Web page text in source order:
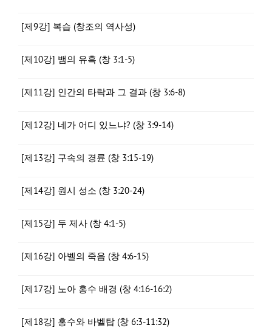
[제9강] 복습 (창조의 역사성)
[제10강] 뱀의 유혹 (창 3:1-5)
[제11강] 인간의 타락과 그 결과 (창 3:6-8)
[제12강] 네가 어디 있느냐? (창 3:9-14)
[제13강] 구속의 경륜 (창 3:15-19)
[제14강] 원시 성소 (창 3:20-24)
[제15강] 두 제사 (창 4:1-5)
[제16강] 아벨의 죽음 (창 4:6-15)
[제17강] 노아 홍수 배경 (창 4:16-16:2)
[제18강] 홍수와 바벨탑 (창 6:3-11:32)